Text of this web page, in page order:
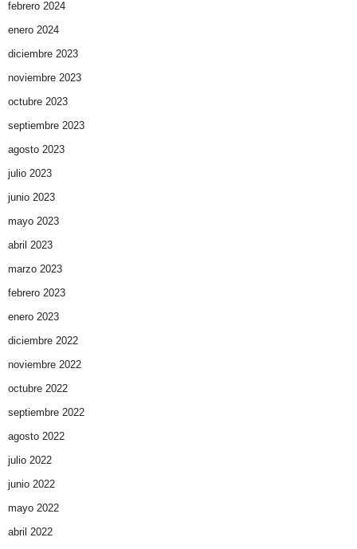
febrero 2024
enero 2024
diciembre 2023
noviembre 2023
octubre 2023
septiembre 2023
agosto 2023
julio 2023
junio 2023
mayo 2023
abril 2023
marzo 2023
febrero 2023
enero 2023
diciembre 2022
noviembre 2022
octubre 2022
septiembre 2022
agosto 2022
julio 2022
junio 2022
mayo 2022
abril 2022